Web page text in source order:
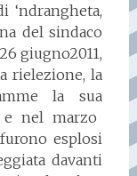
‘ndrangheta,
del sindaco
giugno2011,
rielezione, la
la sua
e nel marzo
esplosi
davanti